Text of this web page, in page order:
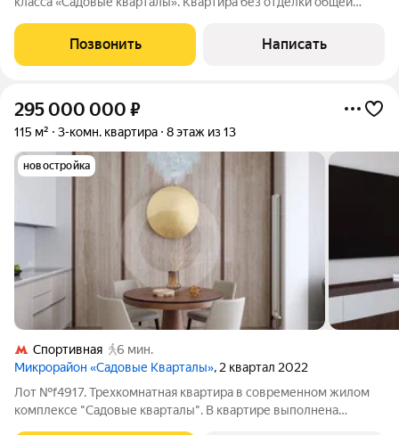
планировка: гостиная, кухня-столовая, мастер-спальня с
собственной гардеробной и
Позвонить Написать
295 000 000 ₽
115 м² 3-комн. квартира 8 этаж из 13
новостройка
Спортивная
6 мин.
Микрорайон «Садовые Кварталы», 2 квартал 2022
Лот №f4917. Трехкомнатная квартира в современном жилом
комплексе "Садовые кварталы". В квартире выполнена